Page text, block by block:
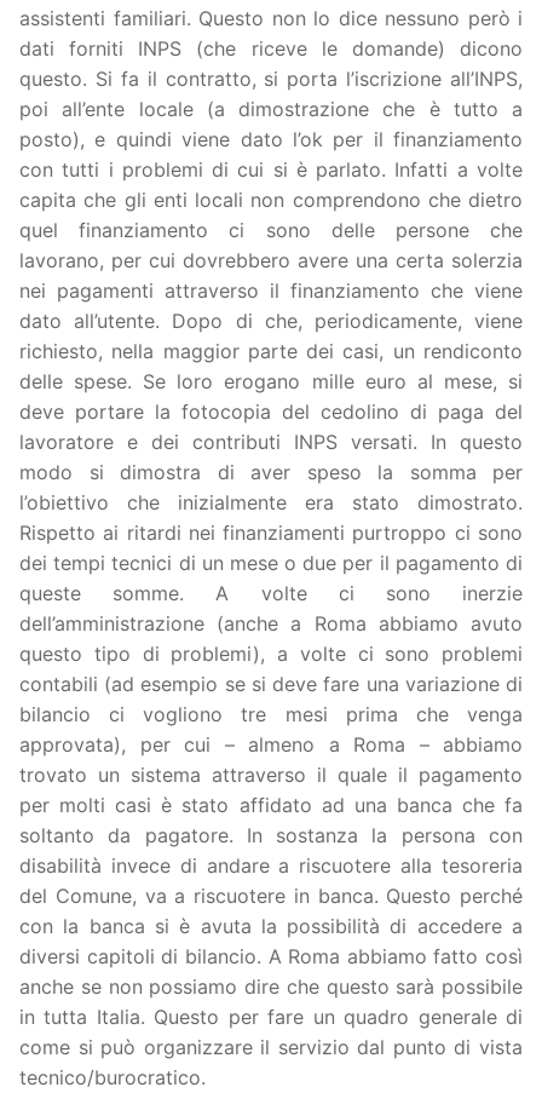
assistenti familiari. Questo non lo dice nessuno però i
dati forniti INPS (che riceve le domande) dicono
questo. Si fa il contratto, si porta l’iscrizione all’INPS,
poi all’ente locale (a dimostrazione che è tutto a
posto), e quindi viene dato l’ok per il finanziamento
con tutti i problemi di cui si è parlato. Infatti a volte
capita che gli enti locali non comprendono che dietro
quel finanziamento ci sono delle persone che
lavorano, per cui dovrebbero avere una certa solerzia
nei pagamenti attraverso il finanziamento che viene
dato all’utente. Dopo di che, periodicamente, viene
richiesto, nella maggior parte dei casi, un rendiconto
delle spese. Se loro erogano mille euro al mese, si
deve portare la fotocopia del cedolino di paga del
lavoratore e dei contributi INPS versati. In questo
modo si dimostra di aver speso la somma per
l’obiettivo che inizialmente era stato dimostrato.
Rispetto ai ritardi nei finanziamenti purtroppo ci sono
dei tempi tecnici di un mese o due per il pagamento di
queste somme. A volte ci sono inerzie
dell’amministrazione (anche a Roma abbiamo avuto
questo tipo di problemi), a volte ci sono problemi
contabili (ad esempio se si deve fare una variazione di
bilancio ci vogliono tre mesi prima che venga
approvata), per cui – almeno a Roma – abbiamo
trovato un sistema attraverso il quale il pagamento
per molti casi è stato affidato ad una banca che fa
soltanto da pagatore. In sostanza la persona con
disabilità invece di andare a riscuotere alla tesoreria
del Comune, va a riscuotere in banca. Questo perché
con la banca si è avuta la possibilità di accedere a
diversi capitoli di bilancio. A Roma abbiamo fatto così
anche se non possiamo dire che questo sarà possibile
in tutta Italia. Questo per fare un quadro generale di
come si può organizzare il servizio dal punto di vista
tecnico/burocratico.